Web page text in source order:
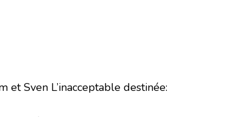
Sven L’inacceptable destinée: